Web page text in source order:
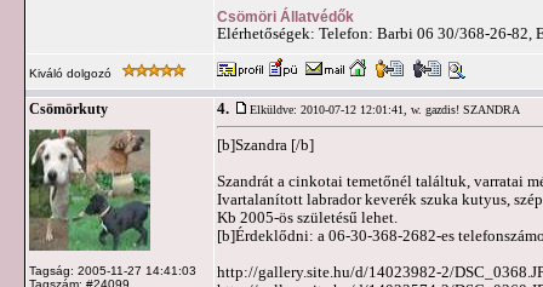
Csömöri Állatvédők
Elérhetőségek: Telefon: Barbi 06 30/368-26-82,
Kiváló dolgozó
Csömörkuty
Tagság: 2005-11-27 14:41:03
Tagszám: #24099
4. Elküldve: 2010-07-12 12:01:41, w. gazdis! SZANDRA
[b]Szandra [/b]
Szandrát a cinkotai temetőnél találtuk, varratai
Ivartalanított labrador keverék szuka kutyus,
Kb 2005-ös születésű lehet.
[b]Érdeklődni: a 06-30-368-2682-es
http://gallery.site.hu/d/14023982-2/